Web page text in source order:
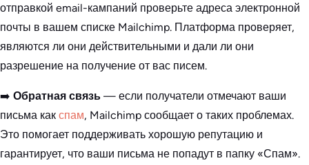
отправкой email-кампаний проверьте адреса электронной
почты в вашем списке Mailchimp. Платформа проверяет,
являются ли они действительными и дали ли они
разрешение на получение от вас писем.
➡️ Обратная связь — если получатели отмечают ваши
письма как спам, Mailchimp сообщает о таких проблемах.
Это помогает поддерживать хорошую репутацию и
гарантирует, что ваши письма не попадут в папку «Спам».